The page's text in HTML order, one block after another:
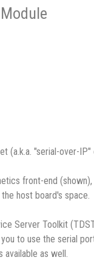
(a.k.a. "serial-over-
front-end
host board's space.
Server Toolkit
to use the serial
available as well.